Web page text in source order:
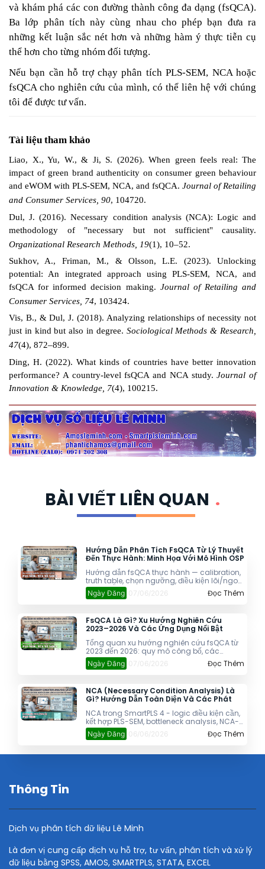
và khám phá các con đường thành công đa dạng (fsQCA).
Ba lớp phân tích này cùng nhau cho phép bạn đưa ra
những kết luận sắc nét hơn và những hàm ý thực tiễn cụ
thể hơn cho từng nhóm đối tượng.
Nếu bạn cần hỗ trợ chạy phân tích PLS-SEM, NCA hoặc
fsQCA cho nghiên cứu của mình, có thể liên hệ với chúng
tôi để được tư vấn.
Tài liệu tham khảo
Liao, X., Yu, W., & Ji, S. (2026). When green feels real: The
impact of green brand authenticity on consumer green behaviour
and eWOM with PLS-SEM, NCA, and fsQCA. Journal of Retailing
and Consumer Services, 90, 104720.
Dul, J. (2016). Necessary condition analysis (NCA): Logic and
methodology of "necessary but not sufficient" causality.
Organizational Research Methods, 19(1), 10–52.
Sukhov, A., Friman, M., & Olsson, L.E. (2023). Unlocking
potential: An integrated approach using PLS-SEM, NCA, and
fsQCA for informed decision making. Journal of Retailing and
Consumer Services, 74, 103424.
Vis, B., & Dul, J. (2018). Analyzing relationships of necessity not
just in kind but also in degree. Sociological Methods & Research,
47(4), 872–899.
Ding, H. (2022). What kinds of countries have better innovation
performance? A country-level fsQCA and NCA study.Journal of
Innovation & Knowledge, 7(4), 100215.
BÀI VIẾT LIÊN QUAN .
Hướng Dẫn Phân Tích FsQCA Từ Lý Thuyết
Đến Thực Hành: Minh Họa Với Mô Hình OSP
Hướng dẫn fsQCA thực hành — calibration,
truth table, chọn ngưỡng, điều kiện lõi/ngoại
vi và mẫu viết kết quả cho bài báo. Minh
họa với mô hình OSP 4 điều kiện.
Ngày Đăng 07/06/2026 Đọc Thêm
FsQCA Là Gì? Xu Hướng Nghiên Cứu
2023–2026 Và Các Ứng Dụng Nổi Bật
Tổng quan xu hướng nghiên cứu fsQCA từ
2023 đến 2026: quy mô công bố, các
nghiên cứu tiêu biểu trong marketing, du
lịch, giáo dục và chính sách công. Cập
Ngày Đăng 07/06/2026 Đọc Thêm
NCA (Necessary Condition Analysis) Là
Gì? Hướng Dẫn Toàn Diện Và Các Phát
NCA trong SmartPLS 4 - logic điều kiện cần,
kết hợp PLS-SEM, bottleneck analysis, NCA-
ESSE và cIPMA 2025–2026. Dành cho nghiên
cứu sinh định lượng.
Ngày Đăng 06/06/2026 Đọc Thêm
Thông Tin
Dịch vụ phân tích dữ liệu Lê Minh
Là đơn vị cung cấp dịch vụ hỗ trợ, tư vấn, phân tích và xử lý
dữ liệu bằng SPSS, AMOS, SMARTPLS, STATA, EXCEL